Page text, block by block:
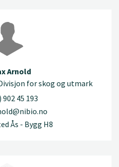
Arnold
for skog og utmark
902 45 193
Ås - Bygg H8